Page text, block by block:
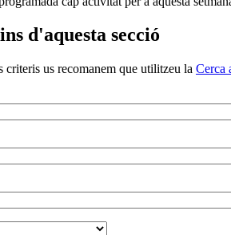
d'aquesta secció
criteris us recomanem que utilitzeu la Cerca